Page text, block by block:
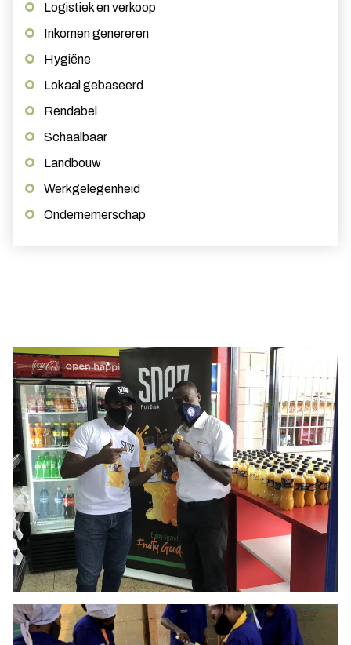
Logistiek en verkoop
Inkomen genereren
Hygiëne
Lokaal gebaseerd
Rendabel
Schaalbaar
Landbouw
Werkgelegenheid
Ondernemerschap